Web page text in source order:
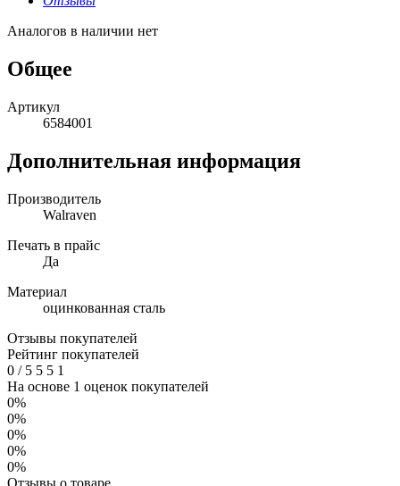
Аналогов в наличии нет
Общее
Артикул
6584001
Дополнительная информация
Производитель
Walraven
Печать в прайс
Да
Материал
оцинкованная сталь
Отзывы покупателей
Рейтинг покупателей
0 /5 5 5 1
На основе 1 оценок покупателей
0%
0%
0%
0%
0%
Отзывы о товаре